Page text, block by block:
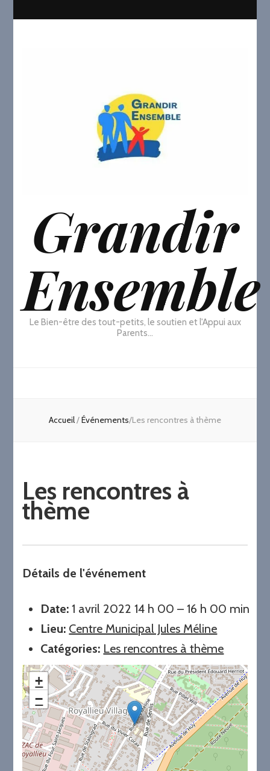
Grandir
Ensemble
Le Bien-être des tout-petits, le soutien et l'Appui aux
Parents…
Accueil/Événements/Les rencontres à thème
Les rencontres à
thème
Détails de l'événement
Date: 1 avril 2022 14 h 00 –16 h 00 min
Lieu: Centre Municipal Jules Méline
Catégories: Les rencontres à thème
+
−